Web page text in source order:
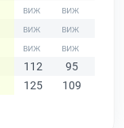
112 95
125 109